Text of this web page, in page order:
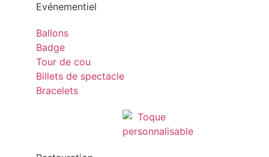
Evénementiel
Ballons
Badge
Tour de cou
Billets de spectacle
Bracelets